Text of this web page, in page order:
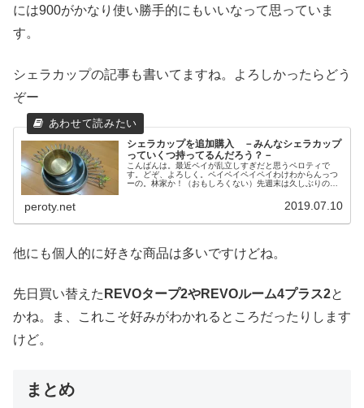
には900がかなり使い勝手的にもいいなって思っていま
す。
シェラカップの記事も書いてますね。よろしかったらどう
ぞー
シェラカップを追加購入 －みんなシェラカップ
っていくつ持ってるんだろう？－
こんばんは。最近ペイが乱立しすぎだと思うペロティで
す。どぞ、よろしく。ペイペイペイペイわけわからんっつ
ーの。林家か！（おもしろくない）先週末は久しぶりのフ
peroty.net 2019.07.10
他にも個人的に好きな商品は多いですけどね。
先日買い替えた REVOタープ2やREVOルーム4プラス2と
かね。ま、これこそ好みがわかれるところだったりします
けど。
まとめ